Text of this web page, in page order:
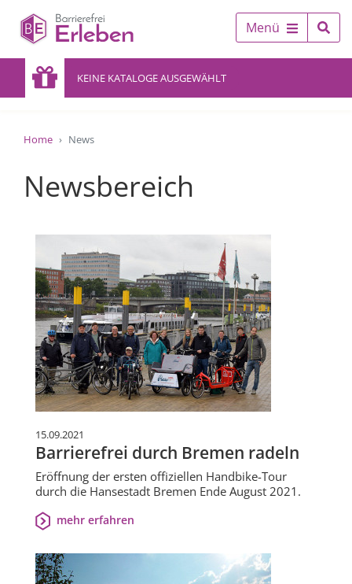
Menü
KEINE KATALOGE AUSGEWÄHLT
Home News
Newsbereich
15.09.2021
Barrierefrei durch Bremen radeln
Eröffnung der ersten offiziellen Handbike-Tour
durch die Hansestadt Bremen Ende August 2021.
mehr erfahren